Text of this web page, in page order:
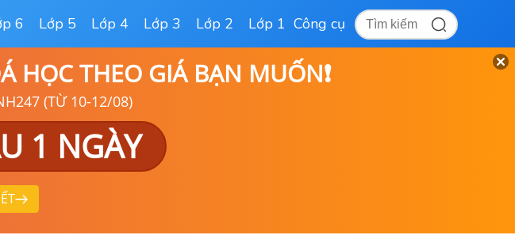
6 Lớp 5 Lớp 4 Lớp 3 Lớp 2 Lớp 1 Công cụ
HỌC THEO GIÁ BẠN MUỐN❗
(TỪ 10-12/08)
1 NGÀY